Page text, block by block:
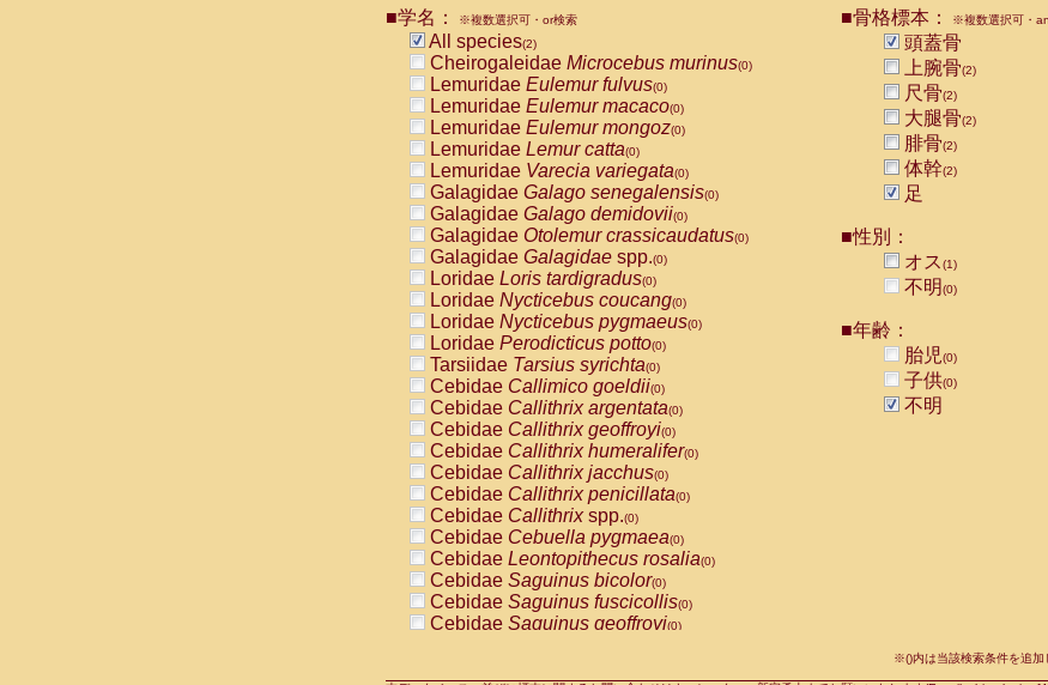
AtelidaeAteles belzebuth
AtelidaeAteles geoffroyi
AtelidaeAteles paniscus(0)
AtelidaeAtelesspp. (0)
AtelidaeLagothrix lagothricha
AtelidaeLagothrix lagothricha cana
PitheciidaeCacajao calvus rubicundus
PitheciidaeCallicebus cupreus
PitheciidaeCallicebus donacophilus
PitheciidaeCallicebus moloch
PitheciidaeCallicebus torquatus(0)
PitheciidaeCallicebusspp.
PitheciidaeChiropotes satanas
PitheciidaePithecia monachus
PitheciidaePithecia pithecia (0)
CercopithecidaeCercocebus agilis
CercopithecidaeCercocebus galeritus chrysogaster
CercopithecidaeCercocebus torquatus atys
CercopithecidaeCercocebus torquatus lunulatus
CercopithecidaeCercocebus torquatus torquatus
CercopithecidaeCercocebushybrid
CercopithecidaeCercocebusspp.
CercopithecidaeLophocebus albigena
CercopithecidaePapio anubis
CercopithecidaePapio cynocephalus
CercopithecidaePapio hamadryas
CercopithecidaePapio papio
CercopithecidaePapiospp.(0)
CercopithecidaeMandrillus leucophaeus
CercopithecidaeMandrillus sphinx
CercopithecidaeMacaca arctoides(0)
■学名： ※複数選択可・or検索
All species(2)
Cheirogaleidae Microcebus murinus(0)
Lemuridae Eulemur fulvus(0)
Lemuridae Eulemur macaco(0)
Lemuridae Eulemur mongoz(0)
Lemuridae Lemur catta(0)
Lemuridae Varecia variegata(0)
Galagidae Galago senegalensis(0)
Galagidae Galago demidovii(0)
Galagidae Otolemur crassicaudatus(0)
Galagidae Galagidae spp.(0)
Loridae Loris tardigradus(0)
Loridae Nycticebus coucang(0)
Loridae Nycticebus pygmaeus(0)
Loridae Perodicticus potto(0)
Tarsiidae Tarsius syrichta(0)
Cebidae Callimico goeldii(0)
Cebidae Callithrix argentata(0)
Cebidae Callithrix geoffroyi(0)
Cebidae Callithrix humeralifer(0)
Cebidae Callithrix jacchus(0)
Cebidae Callithrix penicillata(0)
Cebidae Callithrixspp.(0)
Cebidae Cebuella pygmaea(0)
Cebidae Leontopithecus rosalia(0)
Cebidae Saguinus bicolor(0)
Cebidae Saguinus fuscicollis(0)
Cebidae Saguinus geoffroyi(0)
■骨格標本： ※複数選択可・
頭蓋骨
上腕骨(2)
尺骨(2)
大腿骨(2)
腓骨(2)
体幹(2)
足
■性別：
オス(1)
不明(0)
■年齢：
胎児(0)
子供(0)
不明
※()内は当該検索条件を追加